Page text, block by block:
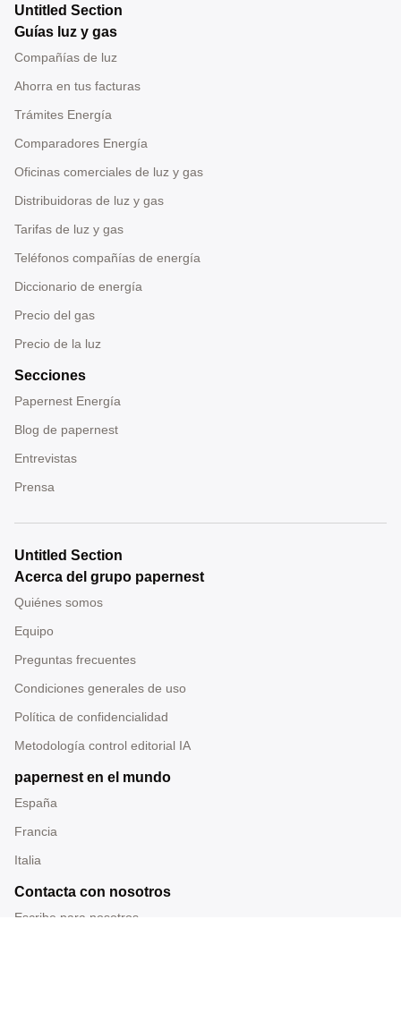
Untitled Section
Guías luz y gas
Compañías de luz
Ahorra en tus facturas
Trámites Energía
Comparadores Energía
Oficinas comerciales de luz y gas
Distribuidoras de luz y gas
Tarifas de luz y gas
Teléfonos compañías de energía
Diccionario de energía
Precio del gas
Precio de la luz
Secciones
Papernest Energía
Blog de papernest
Entrevistas
Prensa
Untitled Section
Acerca del grupo papernest
Quiénes somos
Equipo
Preguntas frecuentes
Condiciones generales de uso
Política de confidencialidad
Metodología control editorial IA
papernest en el mundo
España
Francia
Italia
Contacta con nosotros
Escribe para nosotros